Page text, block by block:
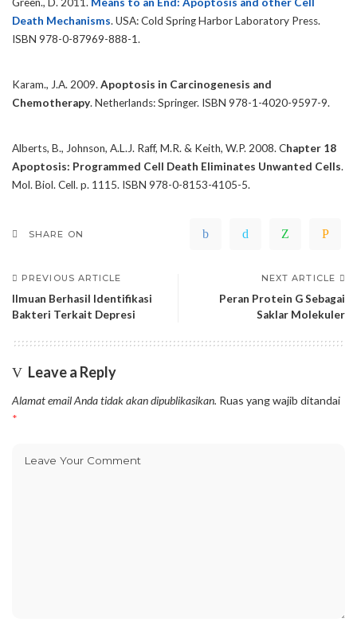
Death Mechanisms. USA: Cold Spring Harbor Laboratory Press.
ISBN 978-0-87969-888-1.
Karam., J.A. 2009. Apoptosis in Carcinogenesis and
Chemotherapy. Netherlands: Springer. ISBN 978-1-4020-9597-9.
Alberts, B., Johnson, A.L.J. Raff, M.R. & Keith, W.P. 2008. Chapter 18
Apoptosis: Programmed Cell Death Eliminates Unwanted Cells.
Mol. Biol. Cell. p. 1115. ISBN 978-0-8153-4105-5.
SHARE ON
PREVIOUS ARTICLE
Ilmuan Berhasil Identifikasi
Bakteri Terkait Depresi
NEXT ARTICLE
Peran Protein G Sebagai
Saklar Molekuler
Leave a Reply
Alamat email Anda tidak akan dipublikasikan. Ruas yang wajib ditandai
*